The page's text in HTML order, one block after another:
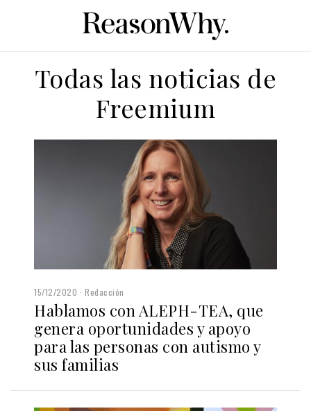
Todas las noticias de
Freemium
15/12/2020 Redacción
Hablamos con ALEPH-TEA, que
genera oportunidades y apoyo
para las personas con autismo y
sus familias